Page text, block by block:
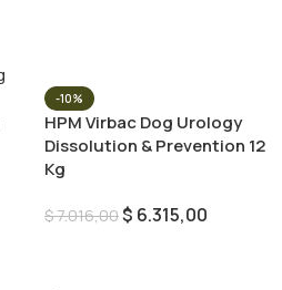
-10%
HPM Virbac Dog Urology
Dissolution & Prevention 12
Kg
$7.016,00$ 6.315,00